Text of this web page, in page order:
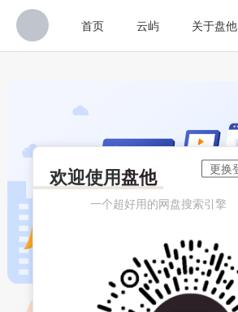
首页 云屿 关于盘他
欢迎使用盘他
一个超好用的网盘搜索引擎